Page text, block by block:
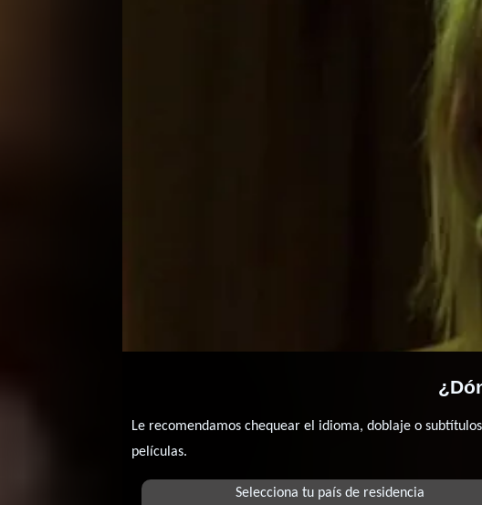
Le recomendamos chequear el idioma, doblaje o
películas.
Selecciona tu país de residencia